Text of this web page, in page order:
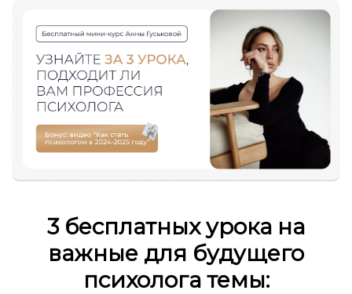
3 бесплатных урока на
важные для будущего
психолога темы: